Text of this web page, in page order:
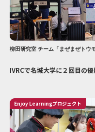
柳田研究室 チーム「まぜまぜトウ
IVRCで名城大学に２回目の
Enjoy Learningプロジェクト